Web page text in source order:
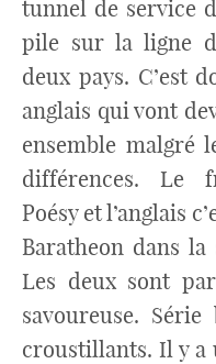
tunnel de service
pile sur la ligne
deux pays. C’est
anglais qui vont
ensemble malgré
différences. Le
Poésy et l’anglais
Baratheon dans
Les deux sont
savoureuse.
croustillants. Il y a